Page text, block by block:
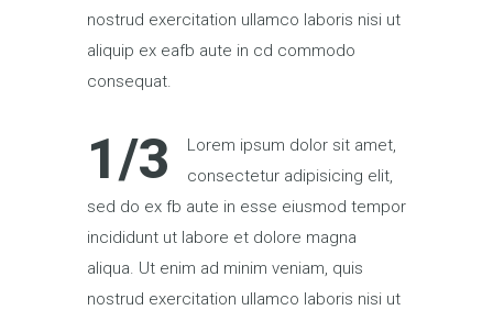
nostrud exercitation ullamco laboris nisi ut
aliquip ex eafb aute in cd commodo
consequat.
1/3
Lorem ipsum dolor sit amet,
consectetur adipisicing elit,
sed do ex fb aute in esse eiusmod tempor
incididunt ut labore et dolore magna
aliqua. Ut enim ad minim veniam, quis
nostrud exercitation ullamco laboris nisi ut